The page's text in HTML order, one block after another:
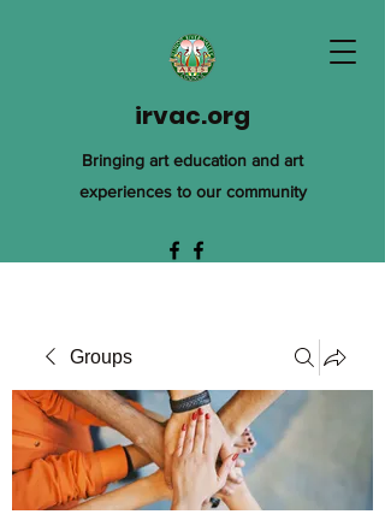
irvac.org
Bringing art education and art
experiences to our community
Groups